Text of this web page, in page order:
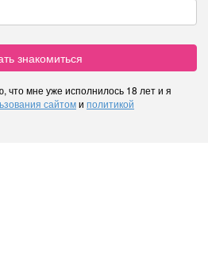
знакомиться
что мне уже исполнилось 18 лет и я
сайтоми политикой